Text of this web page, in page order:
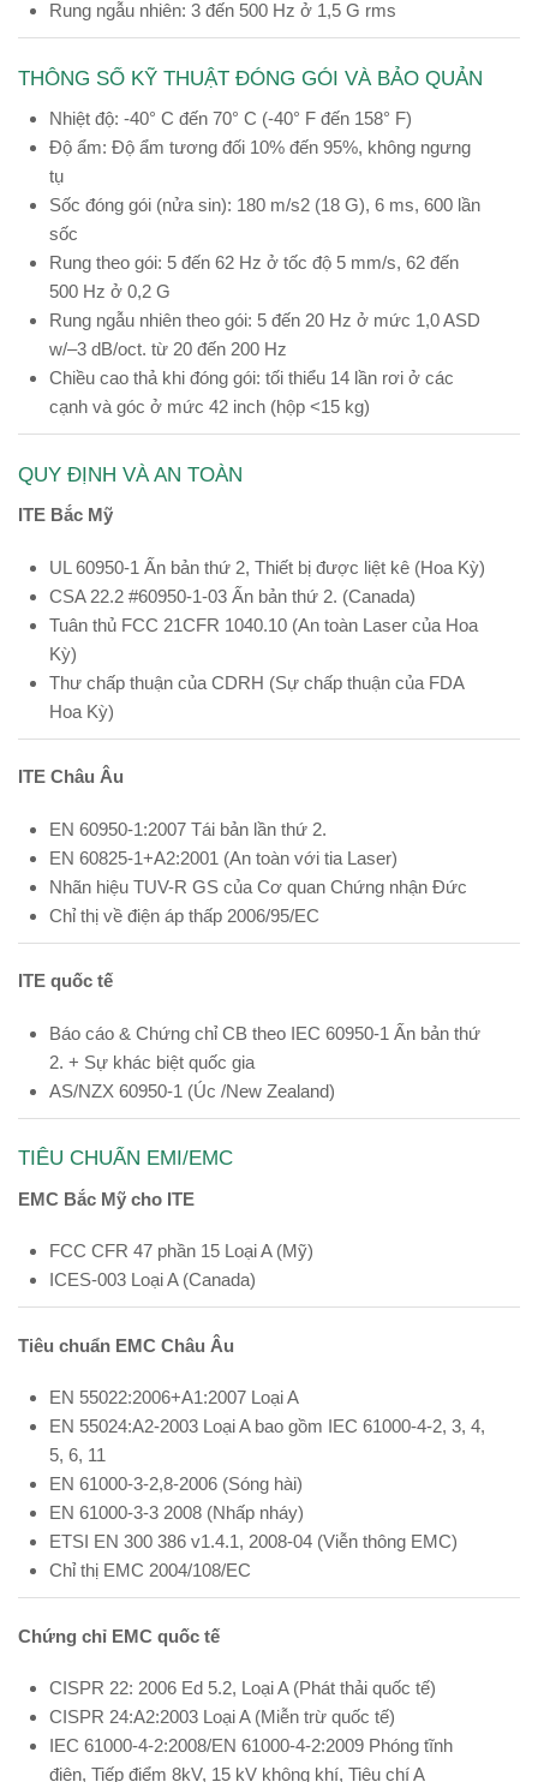
Rung ngẫu nhiên: 3 đến 500 Hz ở 1,5 G rms
THÔNG SỐ KỸ THUẬT ĐÓNG GÓI VÀ BẢO QUẢN
Nhiệt độ: -40° C đến 70° C (-40° F đến 158° F)
Độ ẩm: Độ ẩm tương đối 10% đến 95%, không ngưng
tụ
Sốc đóng gói (nửa sin): 180 m/s2 (18 G), 6 ms, 600 lần
sốc
Rung theo gói: 5 đến 62 Hz ở tốc độ 5 mm/s, 62 đến
500 Hz ở 0,2 G
Rung ngẫu nhiên theo gói: 5 đến 20 Hz ở mức 1,0 ASD
w/–3 dB/oct. từ 20 đến 200 Hz
Chiều cao thả khi đóng gói: tối thiểu 14 lần rơi ở các
cạnh và góc ở mức 42 inch (hộp <15 kg)
QUY ĐỊNH VÀ AN TOÀN
ITE Bắc Mỹ
UL 60950-1 Ấn bản thứ 2, Thiết bị được liệt kê (Hoa Kỳ)
CSA 22.2 #60950-1-03 Ấn bản thứ 2. (Canada)
Tuân thủ FCC 21CFR 1040.10 (An toàn Laser của Hoa
Kỳ)
Thư chấp thuận của CDRH (Sự chấp thuận của FDA
Hoa Kỳ)
ITE Châu Âu
EN 60950-1:2007 Tái bản lần thứ 2.
EN 60825-1+A2:2001 (An toàn với tia Laser)
Nhãn hiệu TUV-R GS của Cơ quan Chứng nhận Đức
Chỉ thị về điện áp thấp 2006/95/EC
ITE quốc tế
Báo cáo & Chứng chỉ CB theo IEC 60950-1 Ấn bản thứ
2. + Sự khác biệt quốc gia
AS/NZX 60950-1 (Úc /New Zealand)
TIÊU CHUẨN EMI/EMC
EMC Bắc Mỹ cho ITE
FCC CFR 47 phần 15 Loại A (Mỹ)
ICES-003 Loại A (Canada)
Tiêu chuẩn EMC Châu Âu
EN 55022:2006+A1:2007 Loại A
EN 55024:A2-2003 Loại A bao gồm IEC 61000-4-2, 3, 4,
5, 6, 11
EN 61000-3-2,8-2006 (Sóng hài)
EN 61000-3-3 2008 (Nhấp nháy)
ETSI EN 300 386 v1.4.1, 2008-04 (Viễn thông EMC)
Chỉ thị EMC 2004/108/EC
Chứng chỉ EMC quốc tế
CISPR 22: 2006 Ed 5.2, Loại A (Phát thải quốc tế)
CISPR 24:A2:2003 Loại A (Miễn trừ quốc tế)
IEC 61000-4-2:2008/EN 61000-4-2:2009 Phóng tĩnh
điện, Tiếp điểm 8kV, 15 kV không khí, Tiêu chí A